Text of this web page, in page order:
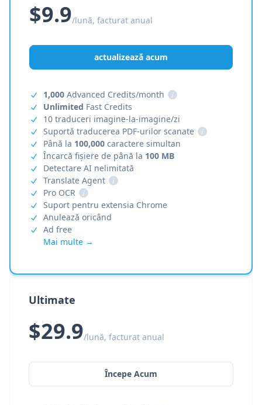
$9.9/lună, facturat anual
actualizează acum
1,000 Advanced Credits/month
i
Unlimited Fast Credits
10 traduceri imagine-la-imagine/zi
Suportă traducerea PDF-urilor scanate
i
Până la 100,000 caractere simultan
Încarcă fișiere de până la 100 MB
Detectare AI nelimitată
Translate Agent
i
Pro OCR
i
Suport pentru extensia Chrome
Anulează oricând
Ad free
Mai multe →
Ultimate
$29.9/lună, facturat anual
Începe Acum